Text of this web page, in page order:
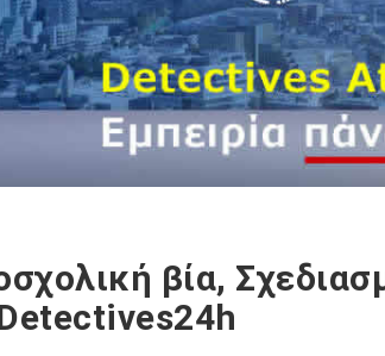
βία,